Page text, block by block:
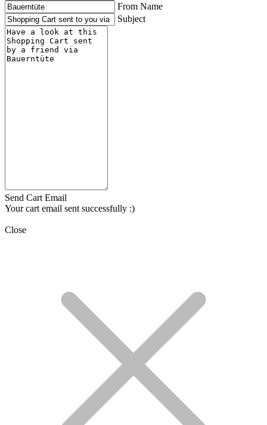
From Name
Subject
Send Cart Email
Your cart email sent successfully :)
Close